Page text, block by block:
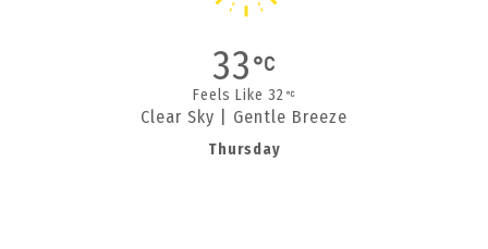
33
Feels Like 32
Clear Sky | Gentle Breeze
Thursday